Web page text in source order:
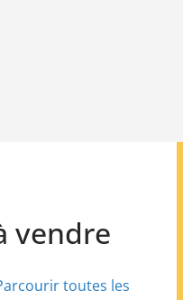
vendre
toutes les